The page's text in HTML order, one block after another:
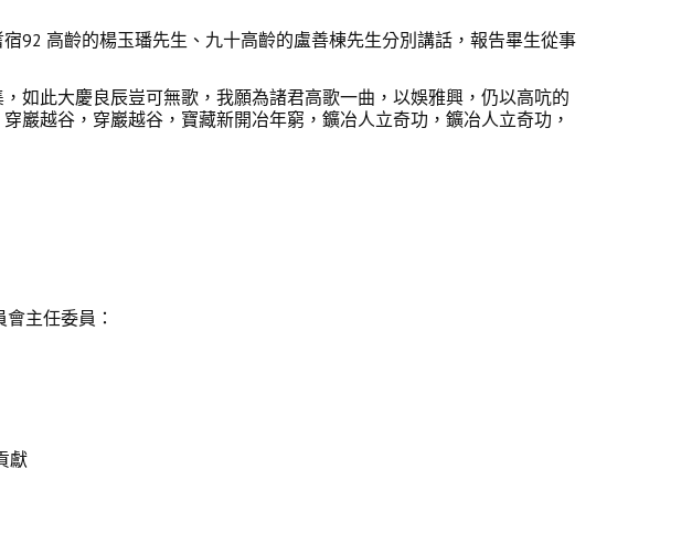
高齡的楊玉璠先生、九十高齡的盧善棟先生分別講話，報告畢生從事
此大慶良辰豈可無歌，我願為諸君高歌一曲，以娛雅興，仍以高吭的
巖越谷，穿巖越谷，寶藏新開冶年窮，鑛冶人立奇功，鑛冶人立奇功，
主任委員：
獻